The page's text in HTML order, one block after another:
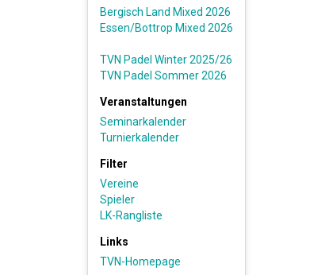
Bergisch Land Mixed 2026
Essen/Bottrop Mixed 2026
TVN Padel Winter 2025/26
TVN Padel Sommer 2026
Veranstaltungen
Seminarkalender
Turnierkalender
Filter
Vereine
Spieler
LK-Rangliste
Links
TVN-Homepage